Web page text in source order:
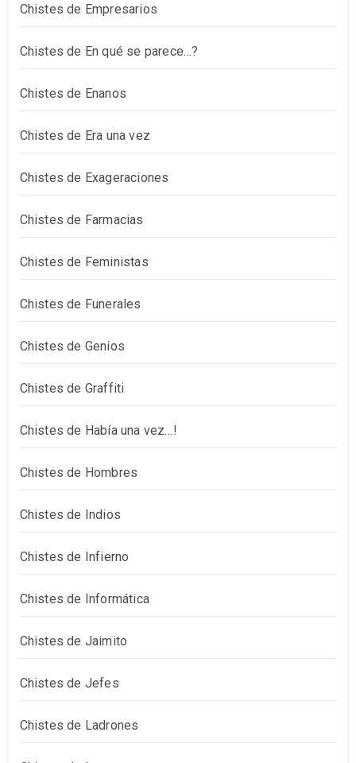
Chistes de Empresarios
Chistes de En qué se parece…?
Chistes de Enanos
Chistes de Era una vez
Chistes de Exageraciones
Chistes de Farmacias
Chistes de Feministas
Chistes de Funerales
Chistes de Genios
Chistes de Graffiti
Chistes de Había una vez…!
Chistes de Hombres
Chistes de Indios
Chistes de Infierno
Chistes de Informática
Chistes de Jaimito
Chistes de Jefes
Chistes de Ladrones